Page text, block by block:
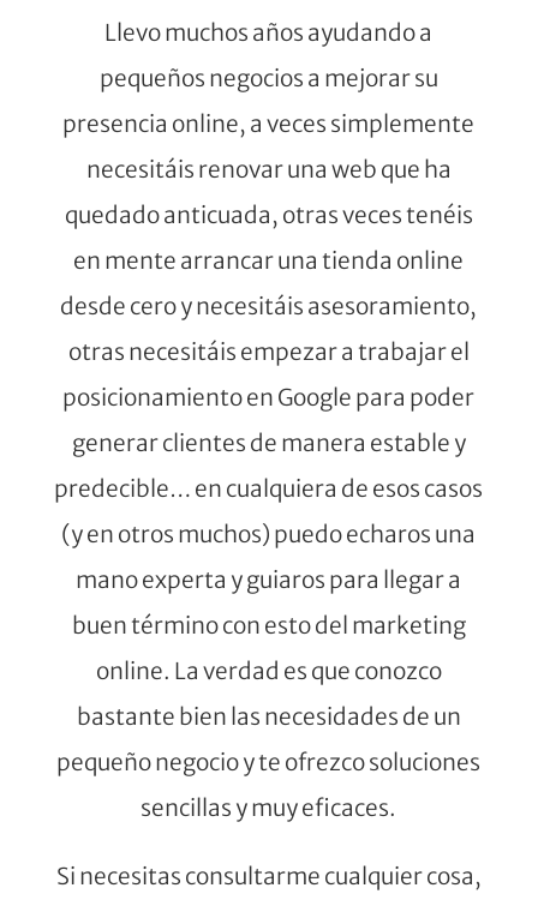
Llevo muchos años ayudando a
pequeños negocios a mejorar su
presencia online, a veces simplemente
necesitáis renovar una web que ha
quedado anticuada, otras veces tenéis
en mente arrancar una tienda online
desde cero y necesitáis asesoramiento,
otras necesitáis empezar a trabajar el
posicionamiento en Google para poder
generar clientes de manera estable y
predecible… en cualquiera de esos casos
(y en otros muchos) puedo echaros una
mano experta y guiaros para llegar a
buen término con esto del marketing
online. La verdad es que conozco
bastante bien las necesidades de un
pequeño negocio y te ofrezco soluciones
sencillas y muy eficaces.
Si necesitas consultarme cualquier cosa,